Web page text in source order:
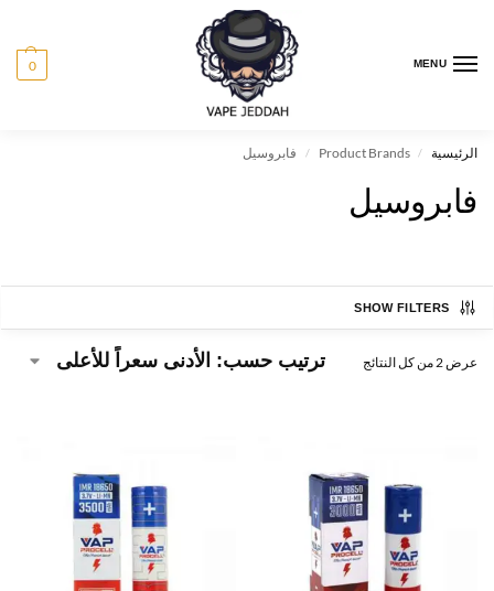
MENU
0
الرئيسية /
Product Brands
/ فابروسيل
فابروسيل
SHOW FILTERS
عرض ⁦2⁩ من كل النتائج